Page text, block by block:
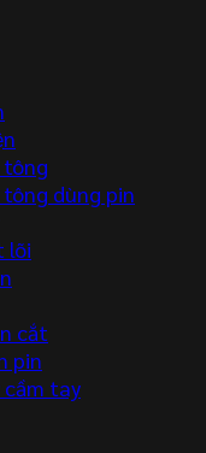
tông
dùng pin
lõi
cắt
pin
cầm tay